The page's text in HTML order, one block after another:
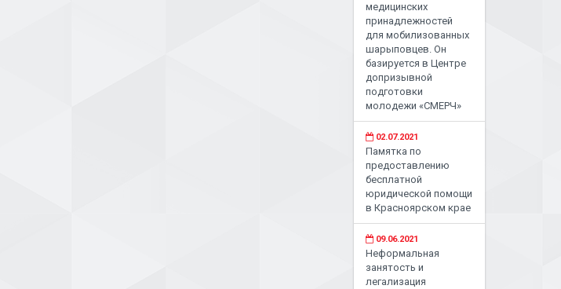
медицинских
принадлежностей
для мобилизованных
шарыповцев. Он
базируется в Центре
допризывной
подготовки
молодежи «СМЕРЧ»
02.07.2021
Памятка по
предоставлению
бесплатной
юридической помощи
в Красноярском крае
09.06.2021
Неформальная
занятость и
легализация